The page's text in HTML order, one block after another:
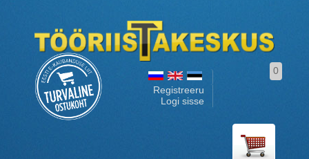
Registreeru
Logi sisse
0